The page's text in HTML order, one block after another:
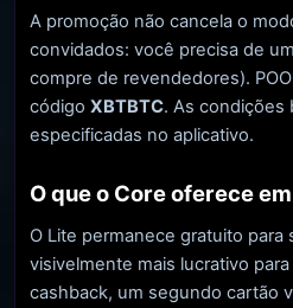
A promoção não cancela o
convidados: você precisa de
compre de revendedores).
código XBTBTC. As condições
especificadas no aplicativo.
O que o Core oferece
O Lite permanece gratuito para
visivelmente mais lucrativo
cashback, um segundo cartão